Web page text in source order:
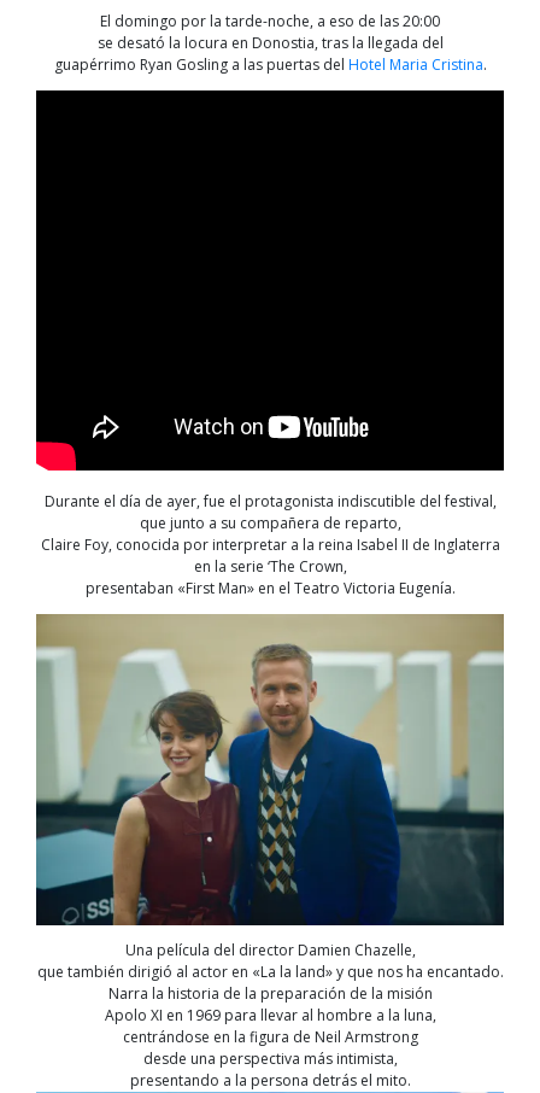
El domingo por la tarde-noche, a eso de las 20:00
se desató la locura en Donostia, tras la llegada del
guapérrimo Ryan Gosling a las puertas del Hotel Maria Cristina.
Durante el día de ayer, fue el protagonista indiscutible del festival,
que junto a su compañera de reparto,
Claire Foy, conocida por interpretar a la reina Isabel II de Inglaterra
en la serie ‘The Crown,
presentaban «First Man» en el Teatro Victoria Eugenía.
Una película del director Damien Chazelle,
que también dirigió al actor en «La la land» y que nos ha encantado.
Narra la historia de la preparación de la misión
Apolo XI en 1969 para llevar al hombre a la luna,
centrándose en la figura de Neil Armstrong
desde una perspectiva más intimista,
presentando a la persona detrás el mito.